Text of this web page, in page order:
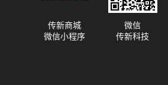
传新商城
微信小程序
微信
传新科技